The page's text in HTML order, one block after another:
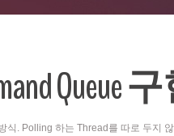
Queue
식. Polling 하는 Thread를 따로 두지